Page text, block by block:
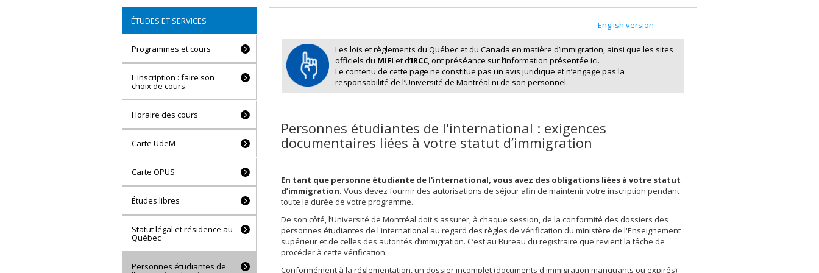
English version
Les lois et règlements du Québec et du Canada en matière d’immigration, ainsi que les sites
officiels du MIFI et d’IRCC, ont préséance sur l’information présentée ici.
Le contenu de cette page ne constitue pas un avis juridique et n’engage pas la
responsabilité de l’Université de Montréal ni de son personnel.
Personnes étudiantes de l'international : exigences
documentaires liées à votre statut d’immigration
En tant que personne étudiante de l'international, vous avez des obligations liées à votre statut
d’immigration. Vous devez fournir des autorisations de séjour afin de maintenir votre inscription pendant
toute la durée de votre programme.
De son côté, l’Université de Montréal doit s'assurer, à chaque session, de la conformité des dossiers des
personnes étudiantes de l'international au regard des règles de vérification du ministère de l'Enseignement
supérieur et de celles des autorités d’immigration. C’est au Bureau du registraire que revient la tâche de
procéder à cette vérification.
Conformément à la réglementation, un dossier incomplet (documents d'immigration manquants ou expirés)
ÉTUDES ET SERVICES
Programmes et cours
L'inscription : faire son
choix de cours
Horaire des cours
Carte UdeM
Carte OPUS
Études libres
Statut légal et résidence au
Québec
Personnes étudiantes de